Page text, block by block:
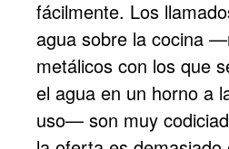
fácilmente. Los
agua sobre la cocina
metálicos con los que
el agua en un horno a
uso— son muy